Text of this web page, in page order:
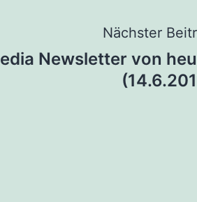
Nächster
Newsletter von